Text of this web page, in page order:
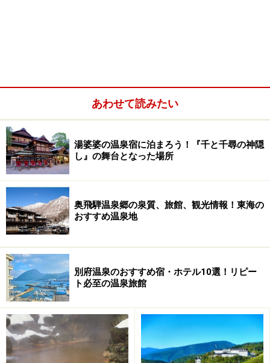
あわせて読みたい
湯婆婆の温泉宿に泊まろう！『千と千尋の神隠
し』の舞台となった場所
奥飛騨温泉郷の泉質、旅館、観光情報！東海の
おすすめ温泉地
別府温泉のおすすめ宿・ホテル10選！リピー
ト必至の温泉旅館